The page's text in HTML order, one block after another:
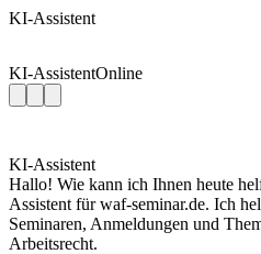
KI-Assistent
KI-AssistentOnline
KI-Assistent
Hallo! Wie kann ich Ihnen heute
Assistent für waf-seminar.de. Ich
Seminaren, Anmeldungen und
Arbeitsrecht.